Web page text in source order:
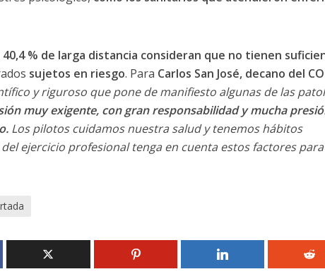
% de larga distancia consideran que no tienen
sujetos en riesgo. Para Carlos San José, decano del
y riguroso que pone de manifiesto algunas de las
muy exigente, con gran responsabilidad y mucha
Los pilotos cuidamos nuestra salud y tenemos hábitos
ejercicio profesional tenga en cuenta estos factores para